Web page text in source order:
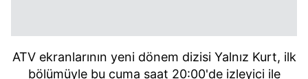
ATV ekranlarının yeni dönem dizisi Yalnız Kurt, ilk
bölümüyle bu cuma saat 20:00'de izleyici ile